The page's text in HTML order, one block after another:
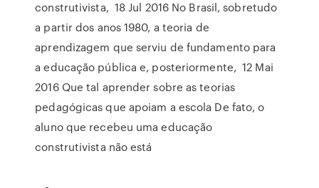
construtivista, 18 Jul 2016 No Brasil, sobretudo
a partir dos anos 1980, a teoria de
aprendizagem que serviu de fundamento para
a educação pública e, posteriormente, 12 Mai
2016 Que tal aprender sobre as teorias
pedagógicas que apoiam a escola De fato, o
aluno que recebeu uma educação
construtivista não está